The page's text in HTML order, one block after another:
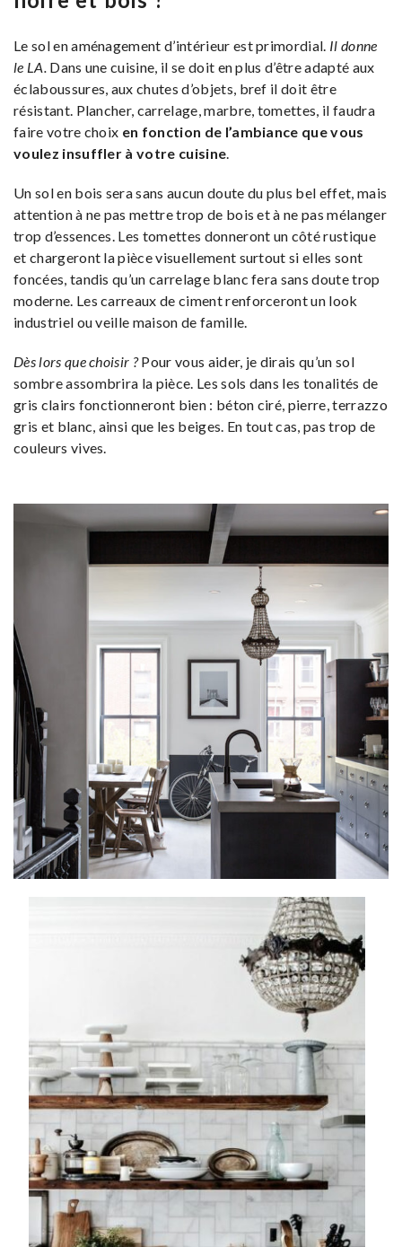
Le sol en aménagement d’intérieur est primordial. Il donne
le LA. Dans une cuisine, il se doit en plus d’être adapté aux
éclaboussures, aux chutes d’objets, bref il doit être
résistant. Plancher, carrelage, marbre, tomettes, il faudra
faire votre choix en fonction de l’ambiance que vous
voulez insuffler à votre cuisine
Un sol en bois sera sans aucun doute du plus bel effet, mais
attention à ne pas mettre trop de bois et à ne pas mélanger
trop d’essences. Les tomettes donneront un côté rustique
et chargeront la pièce visuellement surtout si elles sont
foncées, tandis qu’un carrelage blanc fera sans doute trop
moderne. Les carreaux de ciment renforceront un look
industriel ou veille maison de famille.
Dès lors que choisir ?Pour vous aider, je dirais qu’un sol
sombre assombrira la pièce. Les sols dans les tonalités de
gris clairs fonctionneront bien : béton ciré, pierre, terrazzo
gris et blanc, ainsi que les beiges. En tout cas, pas trop de
couleurs vives.